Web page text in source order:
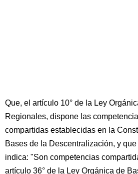
Que, el artículo 10° de la Ley
Regionales, dispone las
compartidas establecidas en la
Bases de la Descentralización, y
indica: "Son competencias
artículo 36° de la Ley Orgánica de